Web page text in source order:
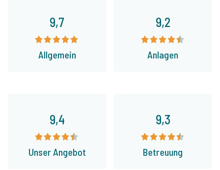
9,7
Allgemein
9,2
Anlagen
9,4
Unser Angebot
9,3
Betreuung